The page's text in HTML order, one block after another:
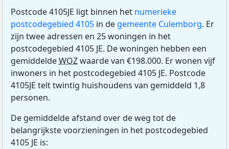
Postcode 4105JE ligt binnen het numerieke
postcodegebied 4105 in de gemeente Culemborg. Er
zijn twee adressen en 25 woningen in het
postcodegebied 4105 JE. De woningen hebben een
gemiddeldeWOZwaarde van €198.000. Er wonen vijf
inwoners in het postcodegebied 4105 JE. Postcode
4105JE telt twintig huishoudens van gemiddeld 1,8
personen.
De gemiddelde afstand over de weg tot de
belangrijkste voorzieningen in het postcodegebied
4105 JE is: